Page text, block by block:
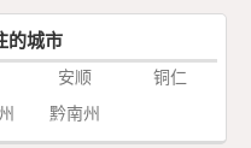
的城市
安顺
铜仁
黔南州